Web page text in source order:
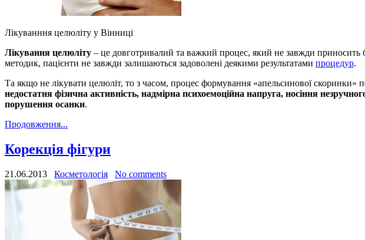
Лікуванння целюліту у Вінниці
Лікування целюліту – це довготривалий та важкий процес, який не завжди приносить
методик, пацієнти не завжди залишаються задоволені деякими результатами процедур.
Та якщо не лікувати целюліт, то з часом, процес формування «апельсинової
недостатня фізична активність, надмірна психоемоційна напруга, носіння
порушення осанки.
Продовження...
Корекція фігури
21.06.2013 Косметологія No comments